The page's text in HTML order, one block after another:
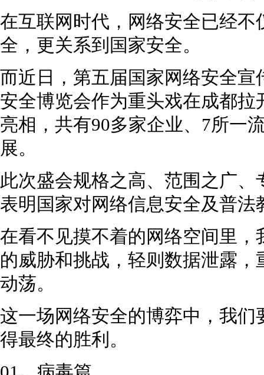
在互联网时代，网络安全已经
全，更关系到国家安全。
而近日，第五届国家网络安全
安全博览会作为重头戏在成都拉
亮相，共有90多家企业、7所一
展。
此次盛会规格之高、范围之广
表明国家对网络信息安全及普
在看不见摸不着的网络空间里
的威胁和挑战，轻则数据泄露
动荡。
这一场网络安全的博弈中，我
得最终的胜利。